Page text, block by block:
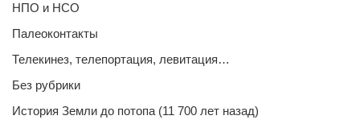
НПО и НСО
Палеоконтакты
Телекинез, телепортация, левитация…
Без рубрики
История Земли до потопа (11 700 лет назад)